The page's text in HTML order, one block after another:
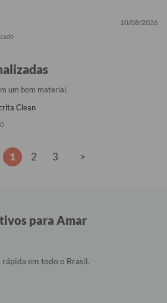
10/08/2026
um bom material.
Clean
0
1 2 3 >
para Amar
rápida em todo o Brasil.